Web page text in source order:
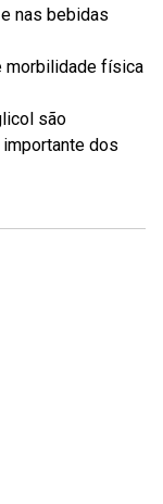
nas bebidas
morbilidade física
são
dos